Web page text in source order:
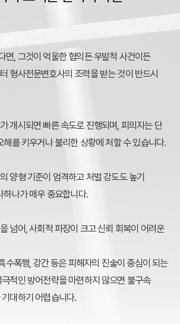
면, 그것이 억울한 혐의든 우발적 사건이든
형사전문변호사의 조력을 받는 것이 반드시
개시되면 빠른 속도로 진행되며, 피의자는 단
해를 키우거나 불리한 상황에 처할 수 있습니다.
양형 기준이 엄격하고 처벌 강도도 높기
하나가 매우 중요합니다.
넘어, 사회적 파장이 크고 신뢰 회복이 어려운
수폭행, 강간 등은피해자의 진술이 중심이 되는
적인 방어전략을 마련하지 않으면 불구속
대하기 어렵습니다.